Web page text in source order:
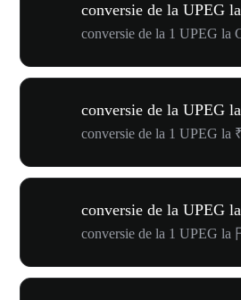
conversie de la UPEG
conversie de la 1 UPEG la
conversie de la UPEG
conversie de la 1 UPEG la
conversie de la UPEG
conversie de la 1 UPEG la